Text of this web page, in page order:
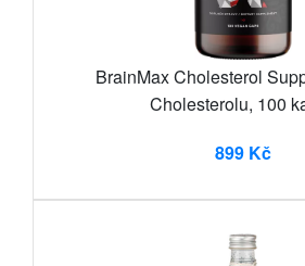
BrainMax Cholesterol
Cholesterolu, 100
899 Kč